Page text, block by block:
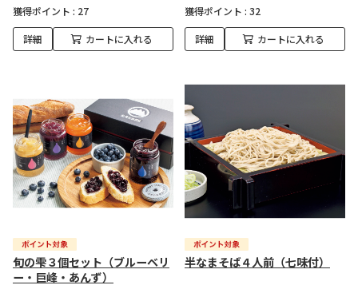
獲得ポイント : 27
詳細 カートに入れる
獲得ポイント : 32
詳細 カートに入れる
旬の雫３個セット（ブルーベリ
ー・巨峰・あんず）
半なまそば４人前（七味付）